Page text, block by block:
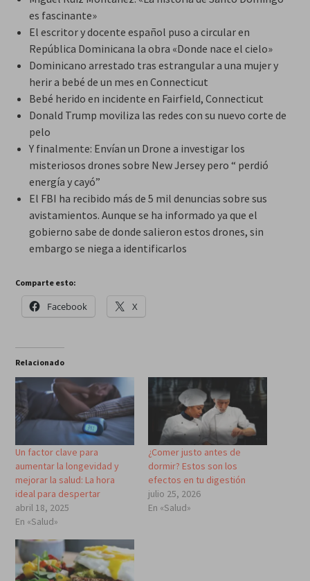
es fascinante»
El escritor y docente español puso a circular en
República Dominicana la obra «Donde nace el cielo»
Dominicano arrestado tras estrangular a una mujer y
herir a bebé de un mes en Connecticut
Bebé herido en incidente en Fairfield, Connecticut
Donald Trump moviliza las redes con su nuevo corte de
pelo
Y finalmente: Envían un Drone a investigar los
misteriosos drones sobre New Jersey pero “ perdió
energía y cayó”
El FBI ha recibido más de 5 mil denuncias sobre sus
avistamientos. Aunque se ha informado ya que el
gobierno sabe de donde salieron estos drones, sin
embargo se niega a identificarlos
Comparte esto:
Facebook X
Relacionado
Un factor clave para
aumentar la longevidad y
mejorar la salud: La hora
ideal para despertar
abril 18, 2025
En «Salud»
¿Comer justo antes de
dormir? Estos son los
efectos en tu digestión
julio 25, 2026
En «Salud»